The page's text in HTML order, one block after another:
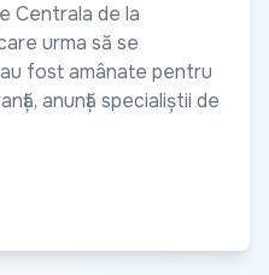
Centrala de la
urma să se
fost amânate pentru
anunță specialiștii de